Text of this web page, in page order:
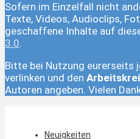
Sofern im Einzelfall nicht
Texte, Videos, Audioclips,
geschaffene Inhalte auf
3.0.
Bitte bei Nutzung eurerseits
verlinken und den
Autoren angeben. Vielen
Neuigkeiten